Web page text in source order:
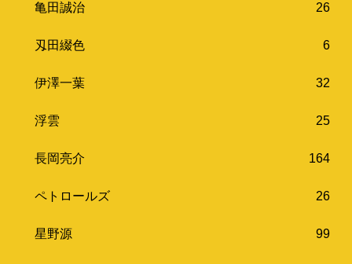
亀田誠治 26
刄田綴色 6
伊澤一葉 32
浮雲 25
長岡亮介 164
ペトロールズ 26
星野源 99